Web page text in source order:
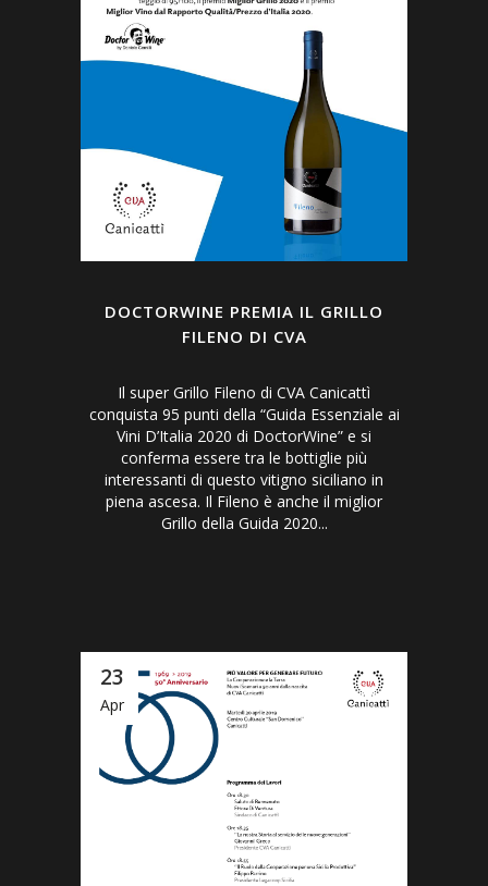
DOCTORWINE PREMIA IL GRILLO
FILENO DI CVA
Il super Grillo Fileno di CVA Canicattì
conquista 95 punti della “Guida Essenziale ai
Vini D’Italia 2020 di DoctorWine” e si
conferma essere tra le bottiglie più
interessanti di questo vitigno siciliano in
piena ascesa. Il Fileno è anche il miglior
Grillo della Guida 2020...
23
Apr